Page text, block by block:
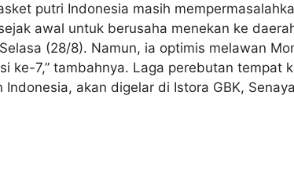
putri Indonesia masih
awal untuk berusaha menekan ke
(28/8). Namun, ia optimis melawan
ke-7,” tambahnya. Laga perebutan tempat
akan digelar di Istora GBK,